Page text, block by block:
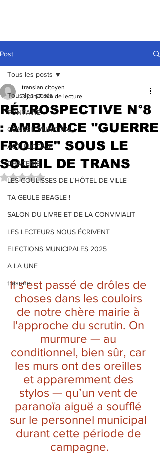
Post
Tous les posts
FONTAINE
CONSEIL MUNICIPAL
ACTU LOCALE
DRACENIE
LES COULISSES DE L'HÔTEL DE VILLE
TA GEULE BEAGLE !
SALON DU LIVRE ET DE LA CONVIVIALIT
LES LECTEURS NOUS ÉCRIVENT
ELECTIONS MUNICIPALES 2025
A LA UNE
trasune
Tous les posts
RÉTROSPECTIVE N°8
: AMBIANCE "GUERRE
FROIDE" SOUS LE
SOLEIL DE TRANS
transian citoyen
3 juin 2 min de lecture
Noté NaN étoiles sur 5.
Il s'est passé de drôles de
choses dans les couloirs
de notre chère mairie à
l'approche du scrutin. On
murmure — au
conditionnel, bien sûr, car
les murs ont des oreilles
et apparemment des
stylos — qu’un vent de
paranoïa aiguë a soufflé
sur le personnel municipal
durant cette période de
campagne.